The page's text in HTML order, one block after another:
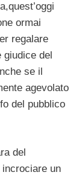
ormai
regalare
del
se il
agevolato
del pubblico
del
un